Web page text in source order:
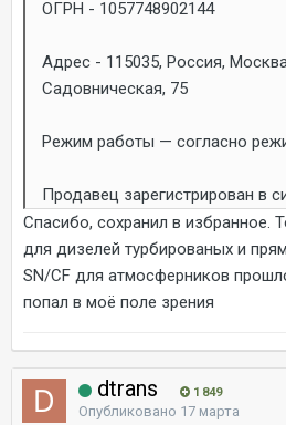
ОГРН - 1057748902144
Адрес - 115035, Россия,
Садовническая, 75
Режим работы — согласно
Продавец зарегистрирован в
Спасибо, сохранил в избранное.
для дизелей турбированых и
SN/CF для атмосферников
попал в моё поле зрения
dtrans 1 849
Опубликовано 17 марта